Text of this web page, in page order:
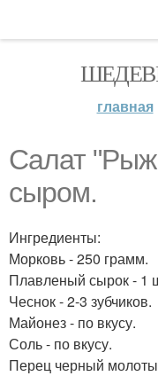
главная
Салат
сыром.
Ингредиенты:
Морковь - 250 грамм.
Плавленый сырок - 1
Чеснок - 2-3 зубчиков.
Майонез - по вкусу.
Соль - по вкусу.
Перец черный